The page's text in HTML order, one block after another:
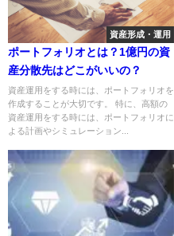
資産形成・運用
ポートフォリオとは？1億円の資
産分散先はどこがいいの？
資産運用をする時には、ポートフォリオを
作成することが大切です。 特に、高額の
資産運用をする時には、ポートフォリオに
よる計画やシミュレーション...